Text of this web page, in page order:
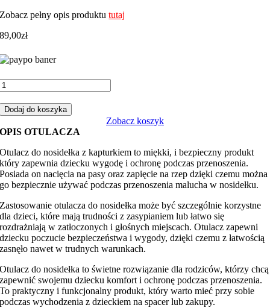
Zobacz pełny opis produktututaj
89,00zł
Dodaj do koszyka
Zobacz koszyk
OPIS OTULACZA
Otulacz do nosidełka z kapturkiem to miękki, i bezpieczny produkt
który zapewnia dziecku wygodę i ochronę podczas przenoszenia.
Posiada on nacięcia na pasy oraz zapięcie na rzep dzięki czemu można
go bezpiecznie używać podczas przenoszenia malucha w nosidełku.
Zastosowanie otulacza do nosidełka może być szczególnie korzystne
dla dzieci, które mają trudności z zasypianiem lub łatwo się
rozdrażniają w zatłoczonych i głośnych miejscach. Otulacz zapewni
dziecku poczucie bezpieczeństwa i wygody, dzięki czemu z łatwością
zasnęło nawet w trudnych warunkach.
Otulacz do nosidełka to świetne rozwiązanie dla rodziców, którzy chcą
zapewnić swojemu dziecku komfort i ochronę podczas przenoszenia.
To praktyczny i funkcjonalny produkt, który warto mieć przy sobie
podczas wychodzenia z dzieckiem na spacer lub zakupy.